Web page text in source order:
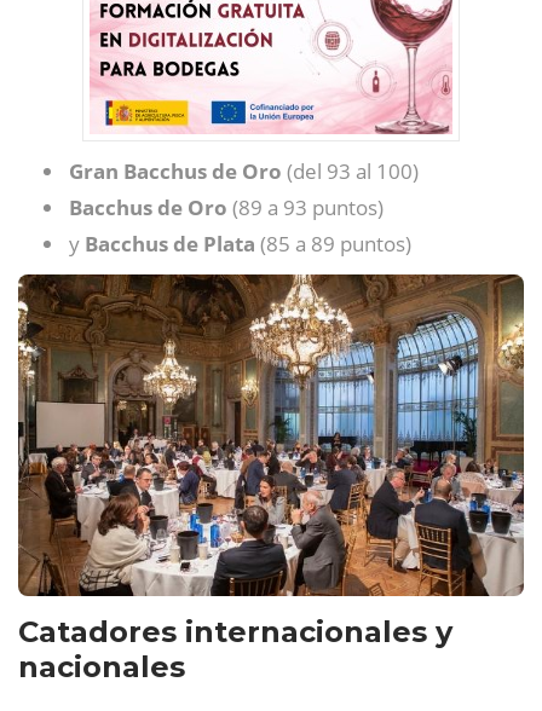
Gran Bacchus de Oro (del 93 al 100)
Bacchus de Oro (89 a 93 puntos)
y Bacchus de Plata (85 a 89 puntos)
Catadores internacionales y
nacionales